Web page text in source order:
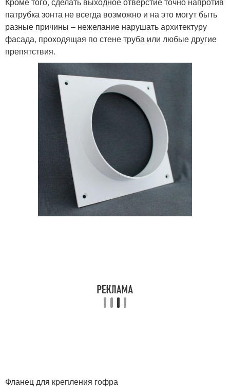
патрубка зонта не всегда возможно и на это могут быть
разные причины – нежелание нарушать архитектуру
фасада, проходящая по стене труба или любые другие
препятствия.
Фланец для крепления гофра